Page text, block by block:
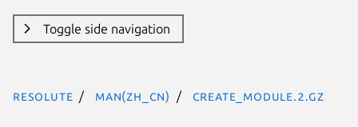
Toggle side navigation
resolute man(zh_CN) create_module.2.gz